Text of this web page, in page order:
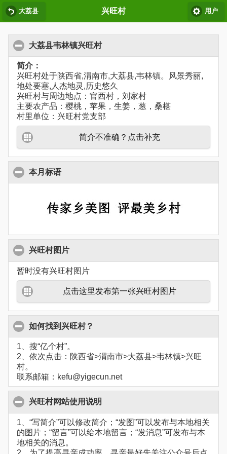
大荔县 兴旺村 用户
大荔县韦林镇兴旺村
简介：
兴旺村处于陕西省,渭南市,大荔县,韦林镇。风景秀丽,
地处要塞,人杰地灵,历史悠久
兴旺村与周边地点：官西村，刘家村
主要农产品：樱桃，苹果，生姜，葱，桑椹
村里单位：兴旺村党支部
简介不准确？点击补充
本月标语
兴旺村图片
暂时没有兴旺村图片
点击这里发布第一张兴旺村图片
如何找到兴旺村？
1、搜“亿个村”。
2、依次点击：陕西省>渭南市>大荔县>韦林镇>兴旺
村。
联系邮箱：kefu@yigecun.net
兴旺村网站使用说明
1、“写简介”可以修改简介；“发图”可以发布与本地相关
的图片；“留言”可以给本地留言；“发消息”可发布与本
地相关的消息。